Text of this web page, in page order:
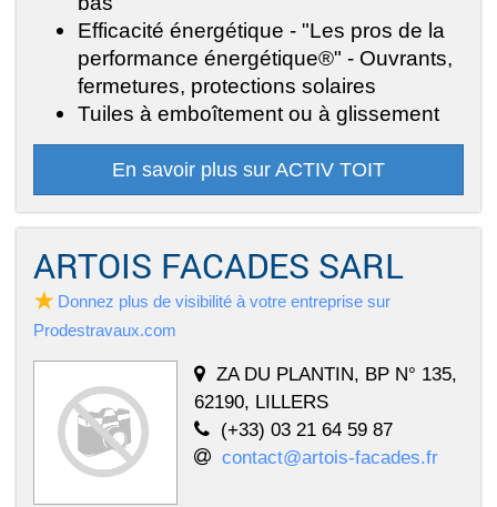
Efficacité énergétique - "Les pros de la
performance énergétique®" - Ouvrants,
fermetures, protections solaires
Tuiles à emboîtement ou à glissement
En savoir plus sur ACTIV TOIT
ARTOIS FACADES SARL
Donnez plus de visibilité à votre entreprise sur
Prodestravaux.com
ZA DU PLANTIN, BP N° 135,
62190, LILLERS
(+33) 03 21 64 59 87
contact@artois-facades.fr